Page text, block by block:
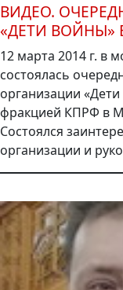
ВИДЕО.
«ДЕТИ ВОЙНЫ»
12 марта 2014 г. в
состоялась
организации
фракцией КПРФ в
Состоялся
организации и